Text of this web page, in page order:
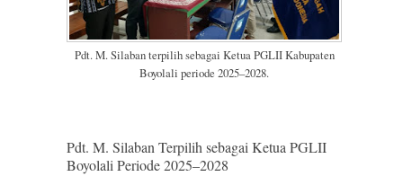
Pdt. M. Silaban terpilih sebagai Ketua PGLII Kabupaten
Boyolali periode 2025–2028.
Pdt. M. Silaban Terpilih sebagai Ketua PGLII
Boyolali Periode 2025–2028